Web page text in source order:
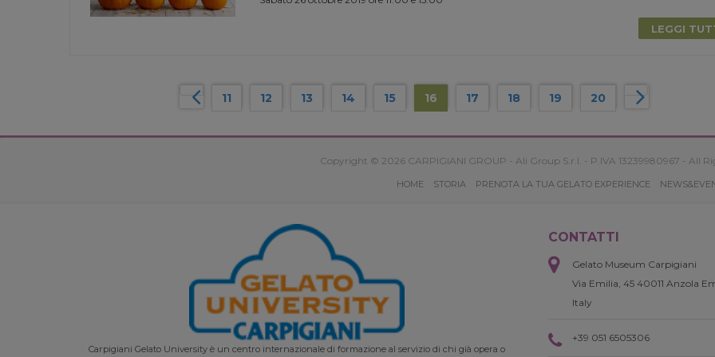
LEGGI
11 12 13 14 15 16 17 18 19 20
Copyright © 2026 CARPIGIANI GROUP - Ali Group S.r.l. - P.IVA 13239980967 - All
HOME STORIA PRENOTA LA TUA GELATO EXPERIENCE
Carpigiani Gelato University è un centro internazionale di formazione al servizio di chi già opera o
CONTATTI
Gelato Museum Carpigiani
Via Emilia, 45 40011 Anzola
Italy
+39 051 6505306